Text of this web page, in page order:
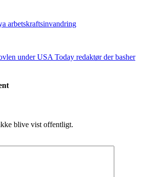
arbetskraftsinvandring
under USA Today redaktør der basher
blive vist offentligt.